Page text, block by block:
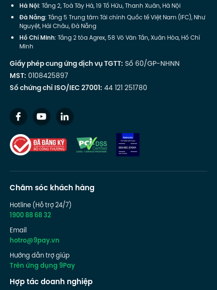
Hà Nội: Tầng 2, Toà Tây Hà, 19 Tố Hữu, Thanh Xuân, Hà Nội
Đà Nẵng: Tầng 5 Trung tâm Tài chính Quốc tế Việt Nam (IFC), Như
Nguyệt, Hải Châu, Đà Nẵng
Hồ Chí Minh: Tầng 2 tòa Agrex, 58 Võ Văn Tần, Xuân Hòa, Hồ Chí
Minh
Giấy phép cung ứng dịch vụ TGTT: Số 60/GP-NHNN
MST: 0108425897
Số chứng chỉ ISO/IEC 27001: 44 121 251780
Chăm sóc khách hàng
Hotline (Hỗ trợ 24/7)
1900 88 68 32
Email
hotro@9pay.vn
Hướng dẫn trợ giúp
Trên ứng dụng 9Pay
Hợp tác doanh nghiệp